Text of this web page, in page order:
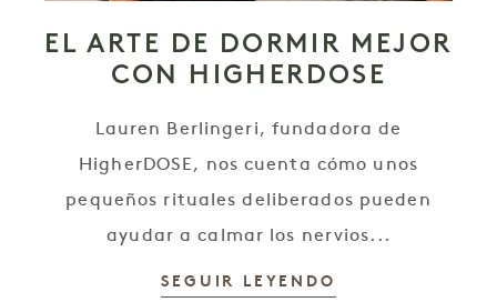
EL ARTE DE DORMIR MEJOR
CON HIGHERDOSE
Lauren Berlingeri, fundadora de
HigherDOSE, nos cuenta cómo unos
pequeños rituales deliberados pueden
ayudar a calmar los nervios...
SEGUIR LEYENDO